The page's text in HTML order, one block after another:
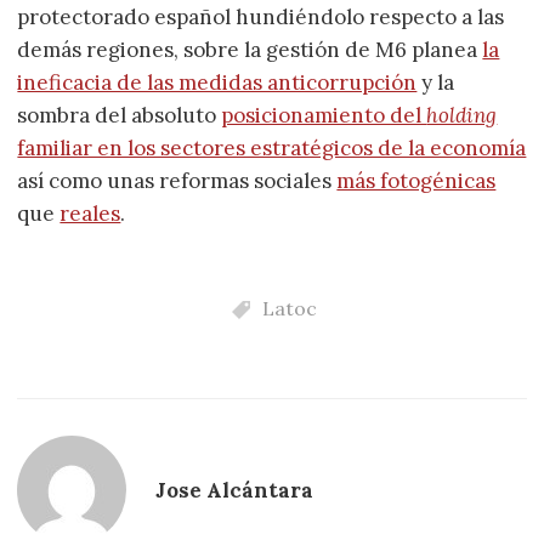
protectorado español hundiéndolo respecto a las
demás regiones, sobre la gestión de M6 planeala
ineficacia de las medidas anticorrupción y la
sombra del absoluto posicionamiento del holding
familiar en los sectores estratégicos de la economía
así como unas reformas socialesmás fotogénicas
quereales.
Latoc
Jose Alcántara